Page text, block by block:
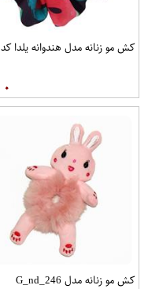
کش مو زنانه مدل هندوانه یلدا کد 01
۰
کش مو زنانه مدل G_nd_246